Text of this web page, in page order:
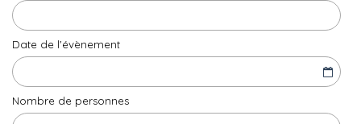
Date de l'évènement
Nombre de personnes